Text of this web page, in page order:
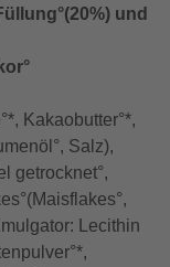
und
Kakaobutter°*,
Salz),
getrocknet°,
Lecithin